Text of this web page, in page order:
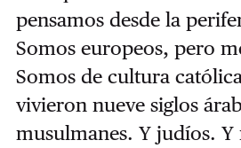
pensamos desde la
Somos europeos, pero
Somos de cultura
vivieron nueve siglos
musulmanes. Y judíos. Y